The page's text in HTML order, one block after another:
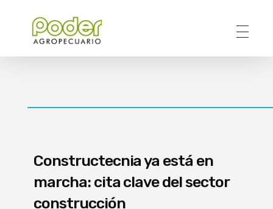
Constructecnia ya está en
marcha: cita clave del sector
construcción